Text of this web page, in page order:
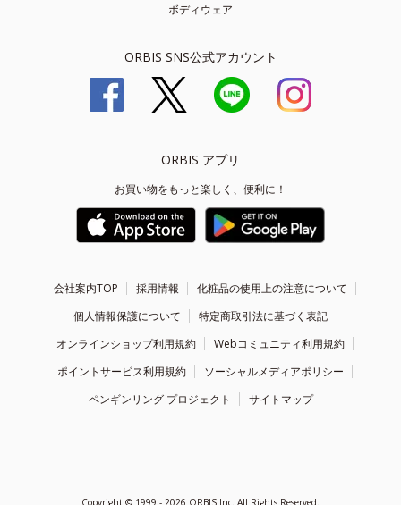
ボディウェア
ORBIS SNS公式アカウント
ORBIS アプリ
お買い物をもっと楽しく、便利に！
会社案内TOP 採用情報
化粧品の使用上の注意について
個人情報保護について
特定商取引法に基づく表記
オンラインショップ利用規約
Webコミュニティ利用規約
ポイントサービス利用規約
ソーシャルメディアポリシー
ペンギンリング プロジェクト
サイトマップ